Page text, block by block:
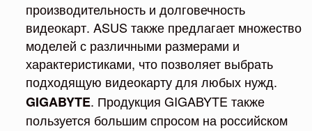
производительность и долговечность
видеокарт. ASUS также предлагает множество
моделей с различными размерами и
характеристиками, что позволяет выбрать
подходящую видеокарту для любых нужд.
GIGABYTE. Продукция GIGABYTE также
пользуется большим спросом на российском